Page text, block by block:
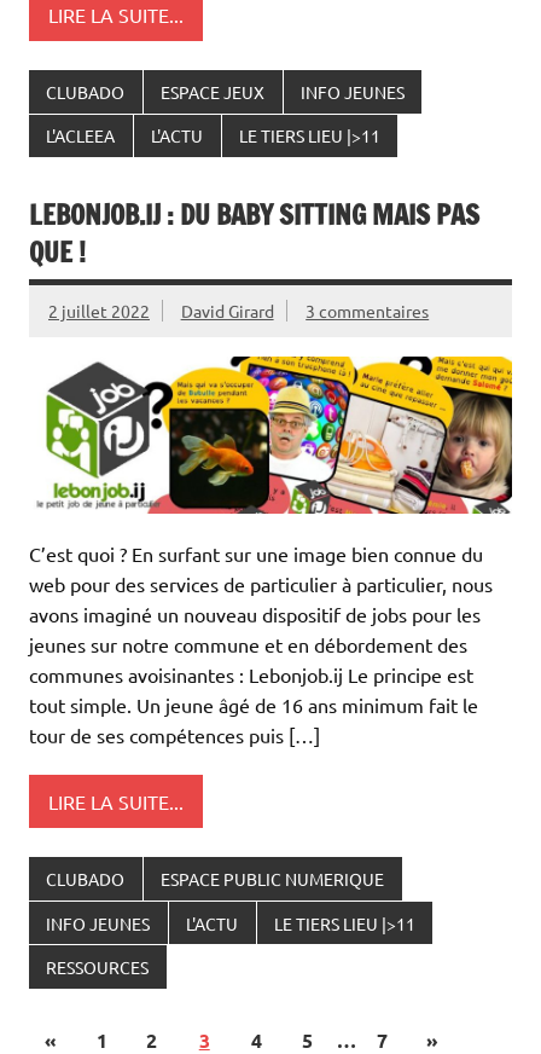
LIRE LA SUITE...
CLUBADO ESPACE JEUX INFO JEUNES
L'ACLEEA L'ACTU LE TIERS LIEU |>11
LEBONJOB.IJ : DU BABY SITTING MAIS PAS
QUE !
2 juillet 2022 David Girard 3 commentaires
C’est quoi ? En surfant sur une image bien connue du
web pour des services de particulier à particulier, nous
avons imaginé un nouveau dispositif de jobs pour les
jeunes sur notre commune et en débordement des
communes avoisinantes : Lebonjob.ij Le principe est
tout simple. Un jeune âgé de 16 ans minimum fait le
tour de ses compétences puis […]
LIRE LA SUITE...
CLUBADO ESPACE PUBLIC NUMERIQUE
INFO JEUNES L'ACTU LE TIERS LIEU |>11
RESSOURCES
« 1 2 3 4 5 … 7 »